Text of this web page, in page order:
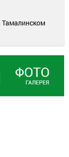
Тамалинском